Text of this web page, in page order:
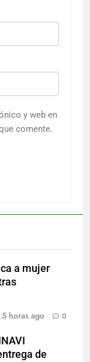
y web en
comente.
a mujer
5 horas ago 0
de